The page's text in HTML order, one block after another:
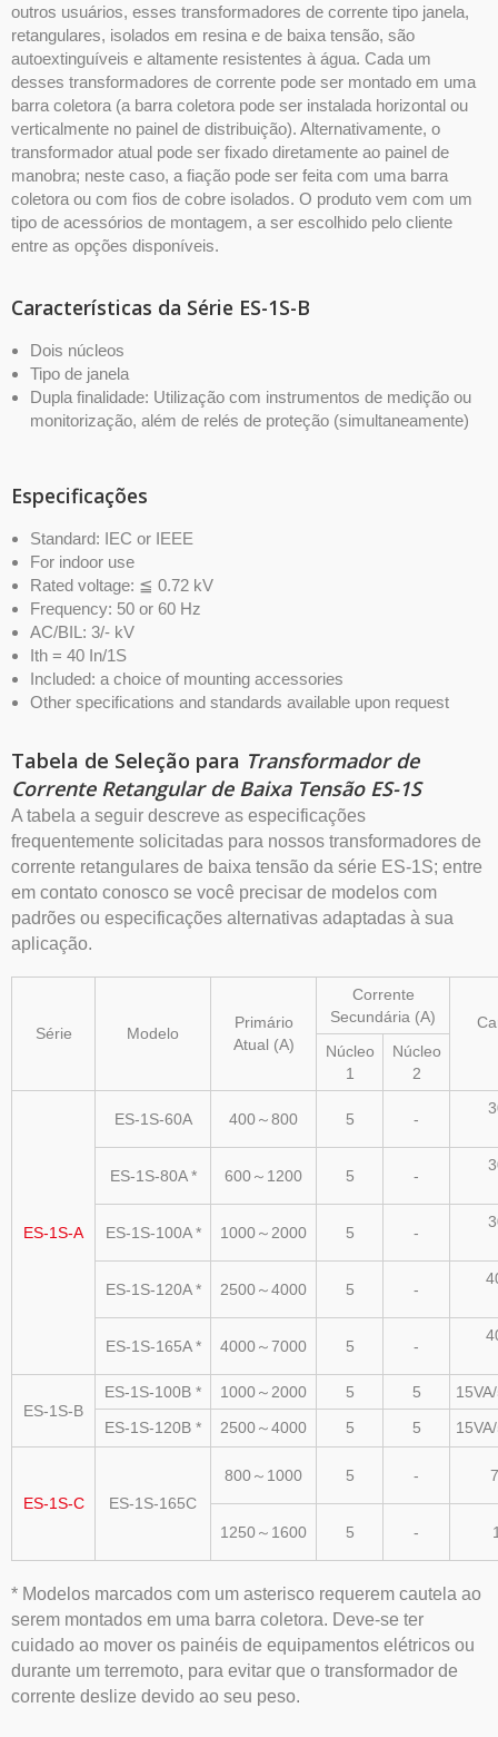
outros usuários, esses transformadores de corrente tipo janela,
retangulares, isolados em resina e de baixa tensão, são
autoextinguíveis e altamente resistentes à água. Cada um
desses transformadores de corrente pode ser montado em uma
barra coletora (a barra coletora pode ser instalada horizontal ou
verticalmente no painel de distribuição). Alternativamente, o
transformador atual pode ser fixado diretamente ao painel de
manobra; neste caso, a fiação pode ser feita com uma barra
coletora ou com fios de cobre isolados. O produto vem com um
tipo de acessórios de montagem, a ser escolhido pelo cliente
entre as opções disponíveis.
Características da Série ES-1S-B
Dois núcleos
Tipo de janela
Dupla finalidade: Utilização com instrumentos de medição ou
monitorização, além de relés de proteção (simultaneamente)
Especificações
Standard: IEC or IEEE
For indoor use
Rated voltage: ≦ 0.72 kV
Frequency: 50 or 60 Hz
AC/BIL: 3/- kV
Ith = 40 In/1S
Included: a choice of mounting accessories
Other specifications and standards available upon request
Tabela de Seleção para Transformador de
Corrente Retangular de Baixa Tensão ES-1S
A tabela a seguir descreve as especificações
frequentemente solicitadas para nossos transformadores de
corrente retangulares de baixa tensão da série ES-1S; entre
em contato conosco se você precisar de modelos com
padrões ou especificações alternativas adaptadas à sua
aplicação.
Série Modelo
Primário
Atual (A)
Corrente
Secundária (A)
Núcleo
1
Núcleo
2
ES-1S-A
ES-1S-60A 400～800 5 -
ES-1S-80A * 600～1200 5 -
ES-1S-100A * 1000～2000 5 -
ES-1S-120A * 2500～4000 5 -
ES-1S-165A * 4000～7000 5 -
ES-1S-B
ES-1S-100B * 1000～2000 5 5
ES-1S-120B *
2500～4000 5 5
ES-1S-C ES-1S-165C
800～1000 5 -
1250～1600 5 -
* Modelos marcados com um asterisco requerem cautela ao
serem montados em uma barra coletora. Deve-se ter
cuidado ao mover os painéis de equipamentos elétricos ou
durante um terremoto, para evitar que o transformador de
corrente deslize devido ao seu peso.